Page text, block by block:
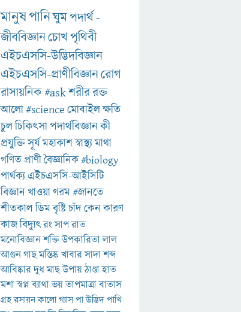
মানুষপানিঘুমপদার্থ-
জীববিজ্ঞানচোখপৃথিবী
এইচএসসি-উদ্ভিদবিজ্ঞান
এইচএসসি-প্রাণীবিজ্ঞানরোগ
রাসায়নিক#askশরীররক্ত
আলো#scienceমোবাইলক্ষতি
চুলচিকিৎসাপদার্থবিজ্ঞানকী
প্রযুক্তিসূর্যমহাকাশস্বাস্থ্যমাথা
গণিত প্রাণীবৈজ্ঞানিক#biology
পার্থক্য এইচএসসি-আইসিটি
বিজ্ঞানখাওয়াগরম#জানতে
শীতকালডিমবৃষ্টিচাঁদকেনকারণ
কাজবিদ্যুৎরংসাপরাত
মনোবিজ্ঞানশক্তিউপকারিতালাল
আগুনগাছমস্তিষ্কখাবারসাদাশব্দ
আবিষ্কারদুধমাছউপায়ঠাণ্ডাহাত
মশাস্বপ্নব্যাথাভয়তাপমাত্রাবাতাস
গ্রহরসায়নকালোগ্যাসপাউদ্ভিদপাখি